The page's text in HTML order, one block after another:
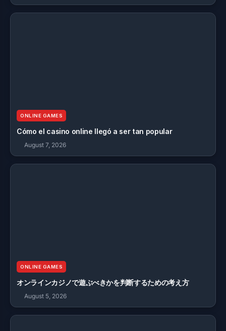
ONLINE GAMES
Cómo el casino online llegó a ser tan popular
August 7, 2026
ONLINE GAMES
オンラインカジノで遊ぶべきかを判断するための考え方
August 5, 2026